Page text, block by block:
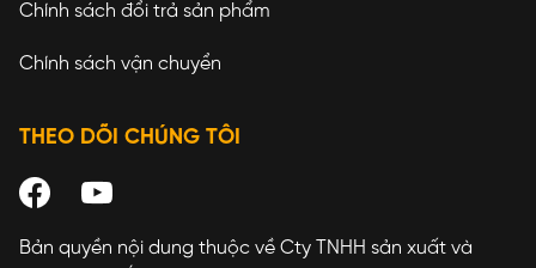
Chính sách đổi trả sản phẩm
Chính sách vận chuyển
THEO DÕI CHÚNG TÔI
Bản quyền nội dung thuộc về Cty TNHH sản xuất và